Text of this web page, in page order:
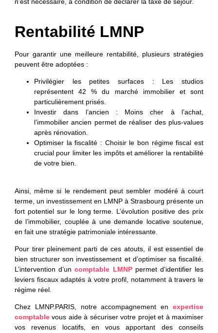
n’est nécessaire, à condition de déclarer la taxe de séjour.
Rentabilité LMNP
Pour garantir une meilleure rentabilité, plusieurs stratégies
peuvent être adoptées :
Privilégier les petites surfaces : Les studios
représentent 42 % du marché immobilier et sont
particulièrement prisés.
Investir dans l’ancien : Moins cher à l’achat,
l’immobilier ancien permet de réaliser des plus-values
après rénovation.
Optimiser la fiscalité : Choisir le bon régime fiscal est
crucial pour limiter les impôts et améliorer la rentabilité
de votre bien.
Ainsi, même si le rendement peut sembler modéré à court
terme, un investissement en LMNP à Strasbourg présente un
fort potentiel sur le long terme. L’évolution positive des prix
de l’immobilier, couplée à une demande locative soutenue,
en fait une stratégie patrimoniale intéressante.
Pour tirer pleinement parti de ces atouts, il est essentiel de
bien structurer son investissement et d’optimiser sa fiscalité.
L’intervention d’uncomptable LMNPpermet d’identifier les
leviers fiscaux adaptés à votre profil, notamment à travers le
régime réel.
Chez LMNP.PARIS, notre accompagnement en expertise
comptable vous aide à sécuriser votre projet et à maximiser
vos revenus locatifs, en vous apportant des conseils